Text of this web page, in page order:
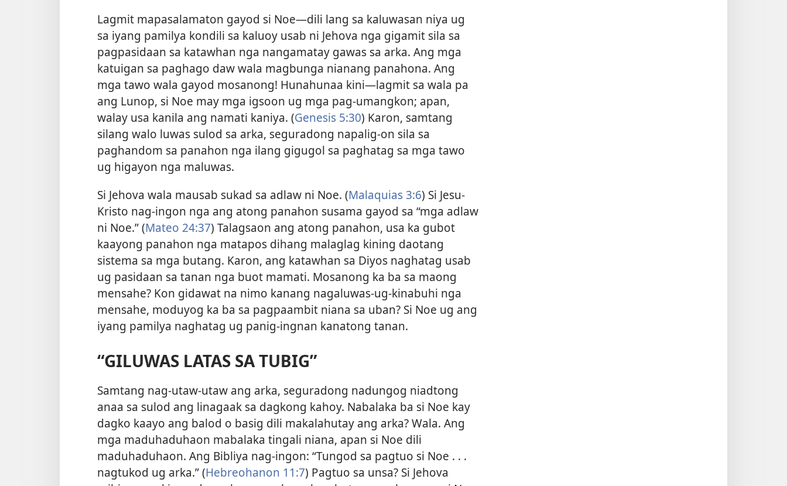
Lagmit mapasalamaton gayod si Noe—dili lang sa kaluwasan niya ug
sa iyang pamilya kondili sa kaluoy usab ni Jehova nga gigamit sila sa
pagpasidaan sa katawhan nga nangamatay gawas sa arka. Ang mga
katuigan sa paghago daw wala magbunga nianang panahona. Ang
mga tawo wala gayod mosanong! Hunahunaa kini—lagmit sa wala pa
ang Lunop, si Noe may mga igsoon ug mga pag-umangkon; apan,
walay usa kanila ang namati kaniya. (Genesis 5:30) Karon, samtang
silang walo luwas sulod sa arka, seguradong napalig-on sila sa
paghandom sa panahon nga ilang gigugol sa paghatag sa mga tawo
ug higayon nga maluwas.
Si Jehova wala mausab sukad sa adlaw ni Noe. (Malaquias 3:6) Si Jesu-
Kristo nag-ingon nga ang atong panahon susama gayod sa “mga adlaw
ni Noe.” (Mateo 24:37) Talagsaon ang atong panahon, usa ka gubot
kaayong panahon nga matapos dihang malaglag kining daotang
sistema sa mga butang. Karon, ang katawhan sa Diyos naghatag usab
ug pasidaan sa tanan nga buot mamati. Mosanong ka ba sa maong
mensahe? Kon gidawat na nimo kanang nagaluwas-ug-kinabuhi nga
mensahe, moduyog ka ba sa pagpaambit niana sa uban? Si Noe ug ang
iyang pamilya naghatag ug panig-ingnan kanatong tanan.
“GILUWAS LATAS SA TUBIG”
Samtang nag-utaw-utaw ang arka, seguradong nadungog niadtong
anaa sa sulod ang linagaak sa dagkong kahoy. Nabalaka ba si Noe kay
dagko kaayo ang balod o basig dili makalahutay ang arka? Wala. Ang
mga maduhaduhaon mabalaka tingali niana, apan si Noe dili
maduhaduhaon. Ang Bibliya nag-ingon: “Tungod sa pagtuo si Noe . . .
nagtukod ug arka.” (Hebreohanon 11:7) Pagtuo sa unsa? Si Jehova